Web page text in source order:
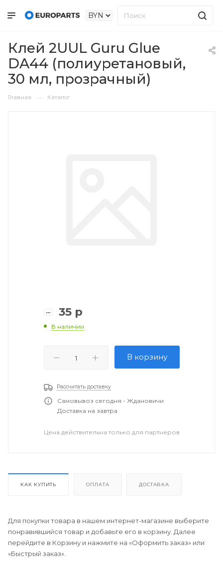
Клей 2UUL Guru Glue
DA44 (полиуретановый,
30 мл, прозрачный)
Главная — Каталог
35р
В наличии
В корзину
Рассчитать доставку
Самовывоз сегодня - Ждановичи
Доставка на завтра
Цена действительна только для партнеров
КАК КУПИТЬ ОПЛАТА ДОСТАВКА
Для покупки товара в нашем интернет-магазине выберите
понравившийся товар и добавьте его в корзину. Далее
перейдите в Корзину и нажмите на «Оформить заказ» или
«Быстрый заказ».